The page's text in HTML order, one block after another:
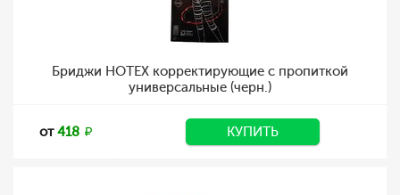
Бриджи HOTEX корректирующие с пропиткой
универсальные (черн.)
от418 КУПИТЬ